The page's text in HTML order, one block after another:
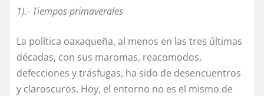
1).- Tiempos primaverales
La política oaxaqueña, al menos en las tres últimas
décadas, con sus maromas, reacomodos,
defecciones y trásfugas, ha sido de desencuentros
y claroscuros. Hoy, el entorno no es el mismo de